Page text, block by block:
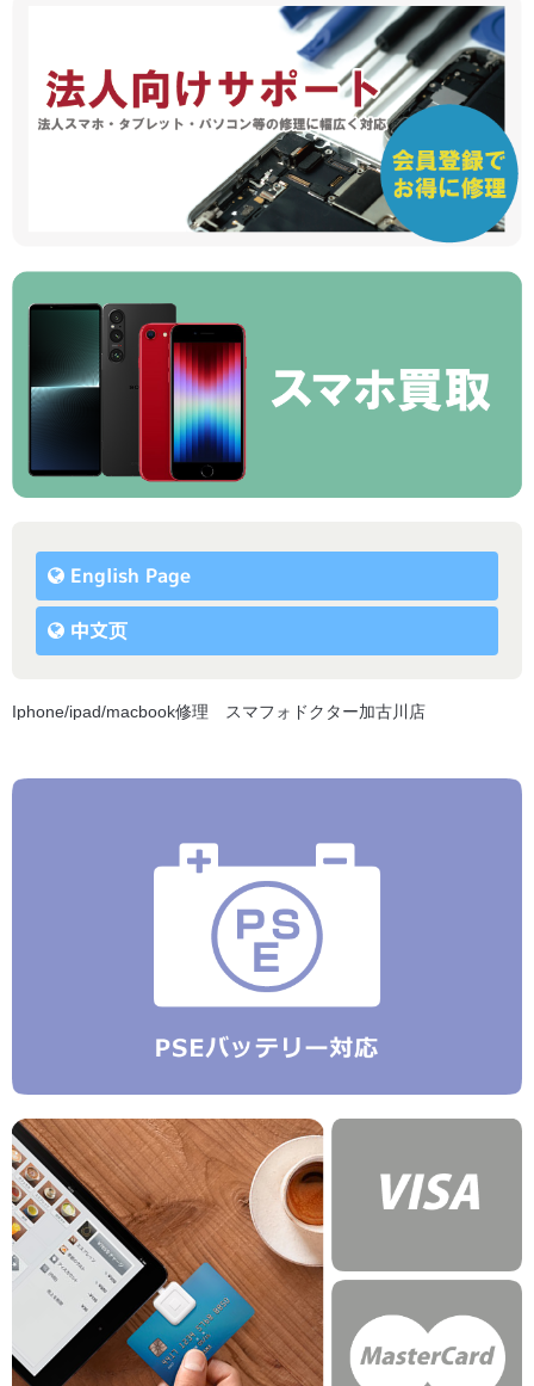
English Page
中文页
Iphone/ipad/macbook修理 スマフォドクター加古川店